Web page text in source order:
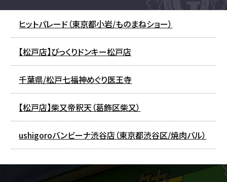
ヒットパレード（東京都小岩/ものまねショー）
【松戸店】びっくりドンキー松戸店
千葉県/松戸七福神めぐり医王寺
【松戸店】柴又帝釈天（葛飾区柴又）
ushigoroバンビーナ渋谷店（東京都渋谷区/焼肉バル）